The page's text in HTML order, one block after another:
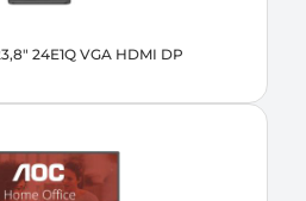
24E1Q VGA HDMI DP